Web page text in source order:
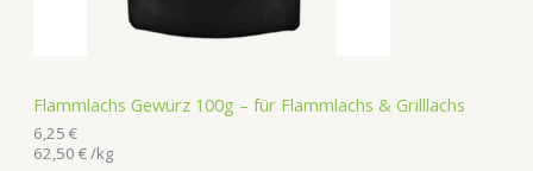
Flammlachs Gewürz 100g – für Flammlachs & Grilllachs
6,25 €
62,50 €/kg